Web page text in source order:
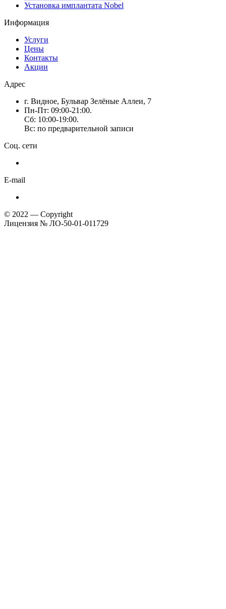
Установка имплантата Nobel
Информация
Услуги
Цены
Контакты
Акции
Адрес
г. Видное, Бульвар Зелёные Аллеи, 7
Пн-Пт: 09:00-21:00.
Сб: 10:00-19:00.
Вс: по предварительной записи
Соц. сети
E-mail
© 2022 — Copyright
Лицензия № ЛО-50-01-011729